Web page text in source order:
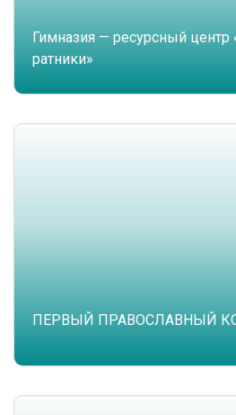
Гимназия — ресурсный
ратники»
ПЕРВЫЙ ПРАВОСЛАВНЫЙ